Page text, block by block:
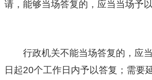
请，能够当场答复的，应当当场予以
行政机关不能当场答复的，应
日起20个工作日内予以答复；需要